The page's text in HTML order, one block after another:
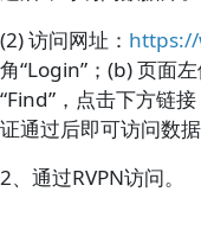
(2) 访问网址：
角“Login”；(b) 页面
“Find”，点击下方链
证通过后即可访问数据
2、通过RVPN访问。